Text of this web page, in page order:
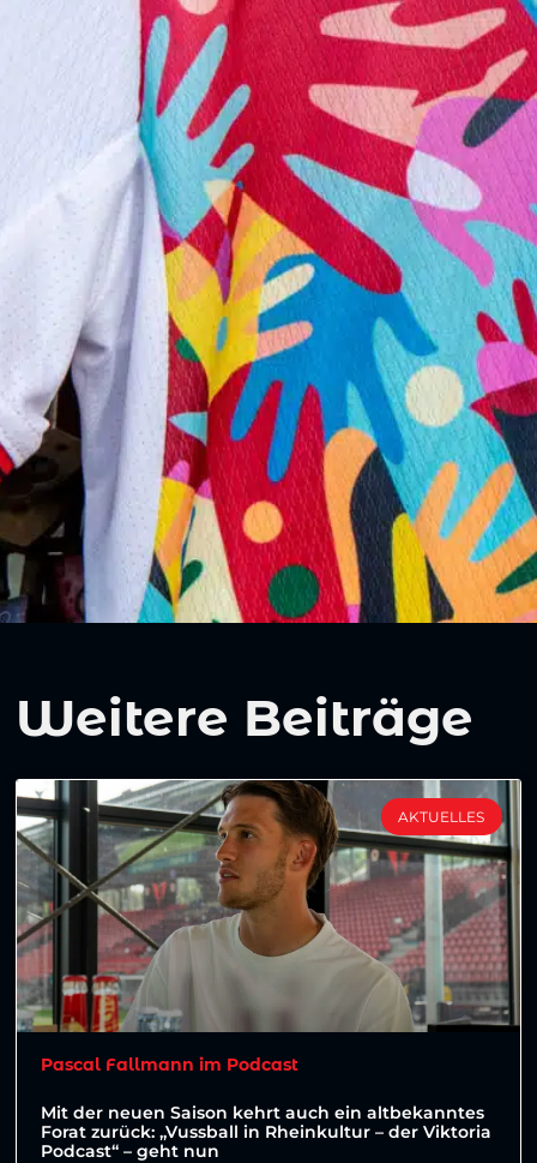
Weitere Beiträge
AKTUELLES
Pascal Fallmann im Podcast
Mit der neuen Saison kehrt auch ein altbekanntes
Forat zurück: „Vussball in Rheinkultur – der Viktoria
Podcast“ – geht nun